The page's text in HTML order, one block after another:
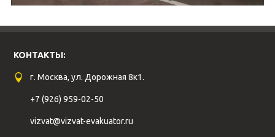
КОНТАКТЫ:
г. Москва, ул. Дорожная 8к1.
+7 (926) 959-02-50
vizvat@vizvat-evakuator.ru